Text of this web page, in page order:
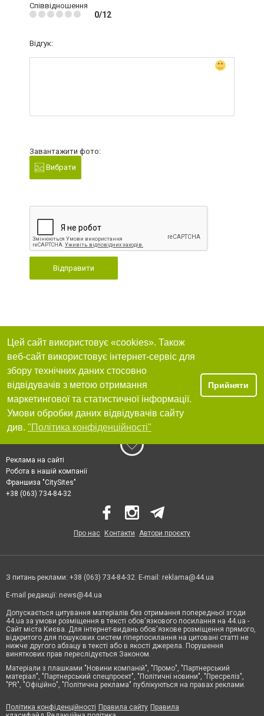
Співвідношення
0/12
Відгук:
Завантажити фото:
Вибрати
Відправити
Цей сайт використовує «cookies». Також
веб-сайт використовує інтернет-сервіс для
збору технічних даних стосовно
відвідувачів з метою отримання
маркетингової та статистичної інформації.
Умови обробки даних відвідувачів сайту
див. "Політика конфіденційності"
Прийняти
Реклама на сайті
Робота в нашій компанії
Франшиза "CitySites"
+38 (063) 734-84-32
Про нас Контакти Автори проєкту
З питань реклами: +38 (063) 734-84-32. E-mail: reklama@44.ua
E-mail редакції: news@44.ua
Допускається цитування матеріалів без отримання попередньої згоди
44.ua за умови розміщення в тексті обов'язкового посилання на 44.ua -
Сайт міста Києва. Для інтернет-видань обов'язкове розміщення прямого,
відкритого для пошукових систем гіперпосилання на цитовані статті не
нижче другого абзацу в тексті або в якості джерела. Порушення
виняткових прав переслідується Законом.
Матеріали з плашками "Новини компаній", "Промо", "Партнерський
матеріал", "Партнерський спецпроєкт", "Політичні новини", "Пресреліз",
"PR", "Офіційно", "Політична реклама" публікуються на правах реклами.
Політика конфіденційності Правила сайту Правила